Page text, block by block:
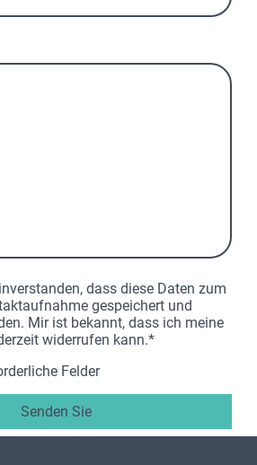
dass diese Daten zum
gespeichert und
Mir ist bekannt, dass ich meine
widerrufen kann.*
Felder
Senden Sie